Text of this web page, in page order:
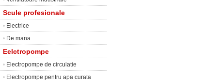
Scule profesionale
• Electrice
• De mana
Eelctropompe
• Electropompe de circulatie
• Electropompe pentru apa curata